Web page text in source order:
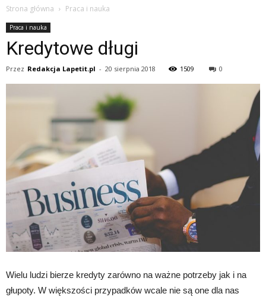
Strona główna Praca i nauka
Praca i nauka
Kredytowe długi
Przez Redakcja Lapetit.pl - 20 sierpnia 2018 1509 0
Wielu ludzi bierze kredyty zarówno na ważne potrzeby jak i na
głupoty. W większości przypadków wcale nie są one dla nas